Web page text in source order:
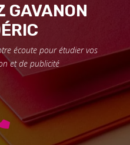
GAVANON
écoute pour étudier vos
et de publicité